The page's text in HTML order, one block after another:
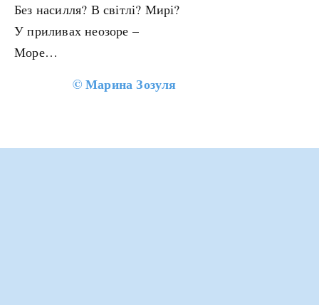
Без насилля? В світлі? Мирі?
У приливах неозоре –
Море…
©Марина Зозуля